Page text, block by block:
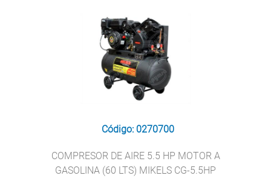
Código: 0270700
COMPRESOR DE AIRE 5.5 HP MOTOR A
GASOLINA (60 LTS) MIKELS CG-5.5HP